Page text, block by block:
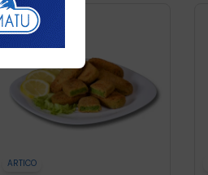
ARTICO